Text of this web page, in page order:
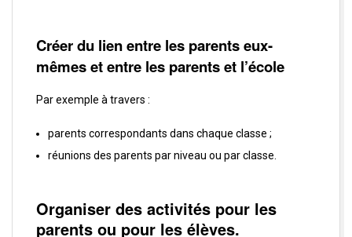
Créer du lien entre les parents eux-
mêmes et entre les parents et l’école
Par exemple à travers :
parents correspondants dans chaque classe ;
réunions des parents par niveau ou par classe.
Organiser des activités pour les
parents ou pour les élèves.